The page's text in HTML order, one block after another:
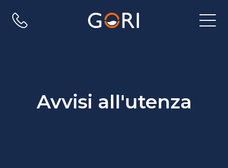
Apri
Avvisi all'utenza